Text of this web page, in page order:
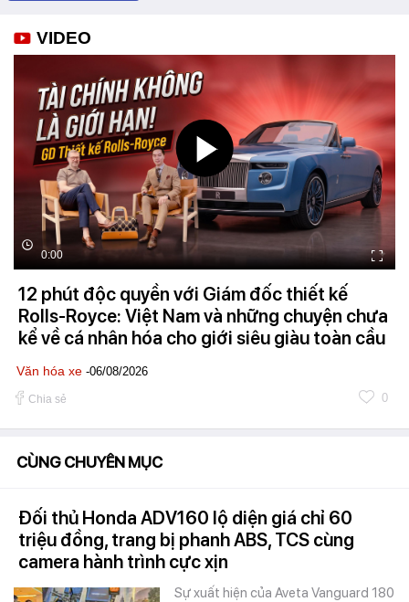
VIDEO
0:00
12 phút độc quyền với Giám đốc thiết kế
Rolls-Royce: Việt Nam và những chuyện chưa
kể về cá nhân hóa cho giới siêu giàu toàn cầu
Văn hóa xe -06/08/2026
Chia sẻ 0
CÙNG CHUYÊN MỤC
Đối thủ Honda ADV160 lộ diện giá chỉ 60
triệu đồng, trang bị phanh ABS, TCS cùng
camera hành trình cực xịn
Sự xuất hiện của Aveta Vanguard 180